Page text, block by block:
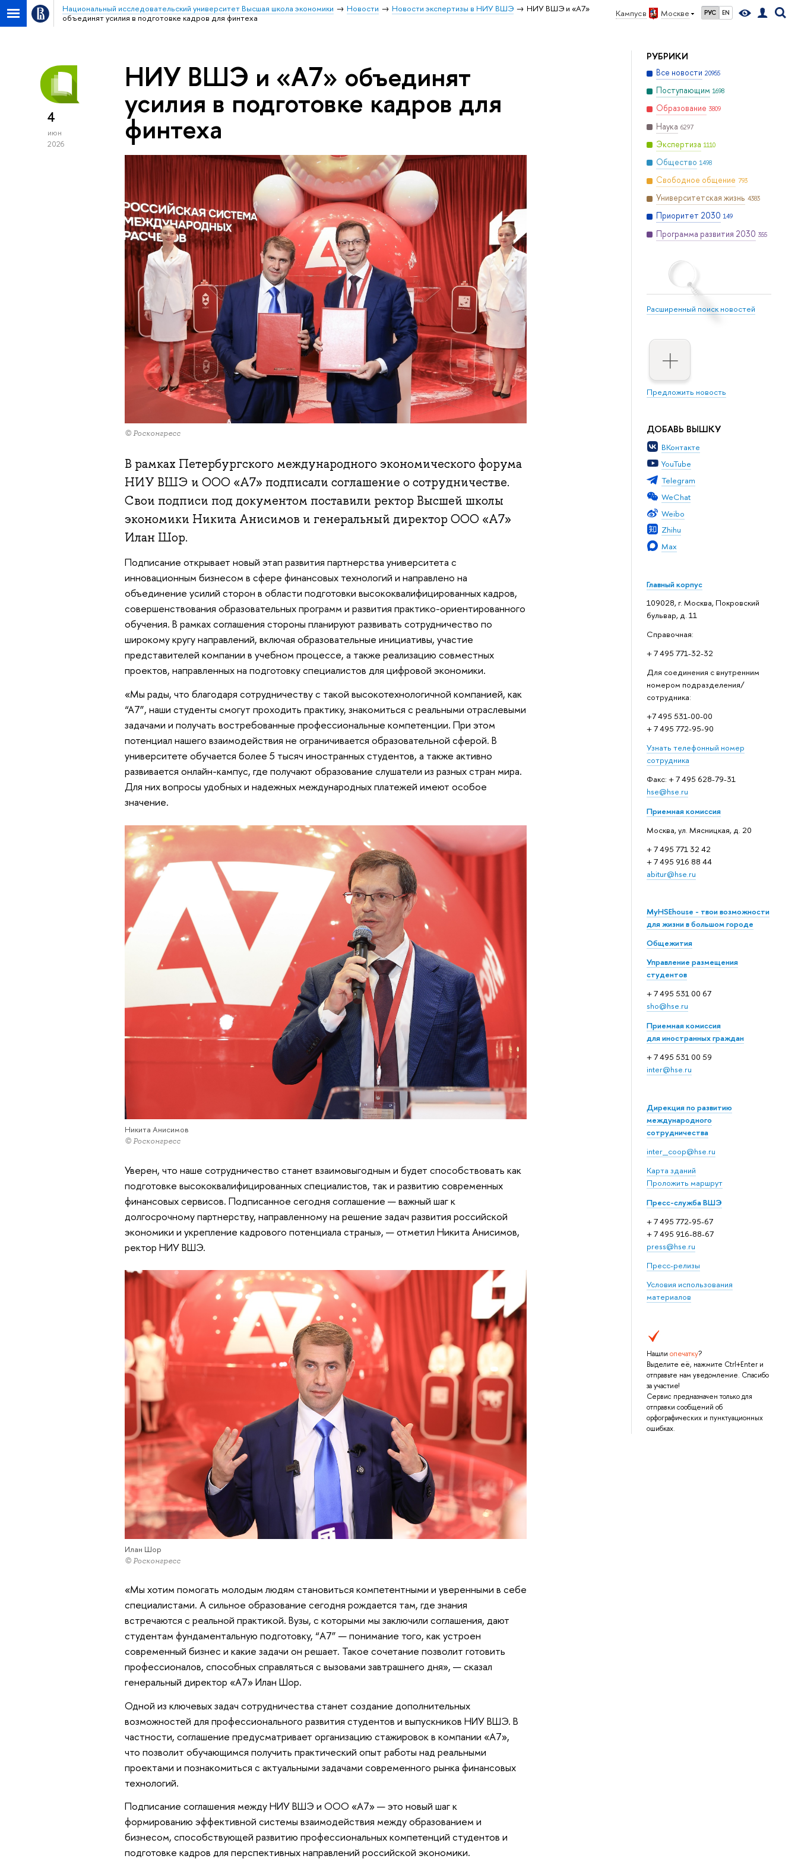
Кампус в Москве РУС EN
Национальный исследовательский университет Высшая школа экономики Новости Новости экспертизы в НИУ ВШЭ
НИУ ВШЭ и «А7»
объединят усилия в подготовке кадров для финтеха
РУБРИКИ
Все новости 20955
Поступающим 1698
Образование 3809
Наука 6297
Экспертиза 1110
Общество 1498
Свободное общение 793
Университетская жизнь 4383
Приоритет 2030 149
Программа развития 2030 355
Расширенный поиск новостей
Предложить новость
ДОБАВЬ ВЫШКУ
ВКонтакте
YouTube
Telegram
WeChat
Weibo
Zhihu
Max
Главный корпус
109028, г. Москва, Покровский
бульвар, д. 11
Справочная:
+ 7 495 771-32-32
Для соединения с внутренним
номером подразделения/
сотрудника:
+7 495 531-00-00
+ 7 495 772-95-90
Узнать телефонный номер
сотрудника
Факс: + 7 495 628-79-31
hse@hse.ru
Приемная комиссия
Москва, ул. Мясницкая, д. 20
+ 7 495 771 32 42
+ 7 495 916 88 44
abitur@hse.ru
MyHSEhouse - твои возможности
для жизни в большом городе
Общежития
Управление размещения
студентов
+ 7 495 531 00 67
sho@hse.ru
Приемная комиссия
для иностранных граждан
+ 7 495 531 00 59
inter@hse.ru
Дирекция по развитию
международного
сотрудничества
inter_coop@hse.ru
Карта зданий
Проложить маршрут
Пресс-служба ВШЭ
+ 7 495 772-95-67
+ 7 495 916-88-67
press@hse.ru
Пресс-релизы
Условия использования
материалов
Нашли опечатку?
Выделите её, нажмите Ctrl+Enter и
отправьте нам уведомление. Спасибо
за участие!
Сервис предназначен только для
отправки сообщений об
орфографических и пунктуационных
ошибках.
4
июн
2026
НИУ ВШЭ и «А7» объединят
усилия в подготовке кадров для
финтеха
© Росконгресс
В рамках Петербургского международного экономического форума
НИУ ВШЭ и ООО «А7» подписали соглашение о сотрудничестве.
Свои подписи под документом поставили ректор Высшей школы
экономики Никита Анисимов и генеральный директор ООО «А7»
Илан Шор.
Подписание открывает новый этап развития партнерства университета с
инновационным бизнесом в сфере финансовых технологий и направлено на
объединение усилий сторон в области подготовки высококвалифицированных кадров,
совершенствования образовательных программ и развития практико-ориентированного
обучения. В рамках соглашения стороны планируют развивать сотрудничество по
широкому кругу направлений, включая образовательные инициативы, участие
представителей компании в учебном процессе, а также реализацию совместных
проектов, направленных на подготовку специалистов для цифровой экономики.
«Мы рады, что благодаря сотрудничеству с такой высокотехнологичной компанией, как
“А7”, наши студенты смогут проходить практику, знакомиться с реальными отраслевыми
задачами и получать востребованные профессиональные компетенции. При этом
потенциал нашего взаимодействия не ограничивается образовательной сферой. В
университете обучается более 5 тысяч иностранных студентов, а также активно
развивается онлайн-кампус, где получают образование слушатели из разных стран мира.
Для них вопросы удобных и надежных международных платежей имеют особое
значение.
Никита Анисимов
© Росконгресс
Уверен, что наше сотрудничество станет взаимовыгодным и будет способствовать как
подготовке высококвалифицированных специалистов, так и развитию современных
финансовых сервисов. Подписанное сегодня соглашение — важный шаг к
долгосрочному партнерству, направленному на решение задач развития российской
экономики и укрепление кадрового потенциала страны», — отметил Никита Анисимов,
ректор НИУ ВШЭ.
Илан Шор
© Росконгресс
«Мы хотим помогать молодым людям становиться компетентными и уверенными в себе
специалистами. А сильное образование сегодня рождается там, где знания
встречаются с реальной практикой. Вузы, с которыми мы заключили соглашения, дают
студентам фундаментальную подготовку, “A7” — понимание того, как устроен
современный бизнес и какие задачи он решает. Такое сочетание позволит готовить
профессионалов, способных справляться с вызовами завтрашнего дня», — сказал
генеральный директор «А7» Илан Шор.
Одной из ключевых задач сотрудничества станет создание дополнительных
возможностей для профессионального развития студентов и выпускников НИУ ВШЭ. В
частности, соглашение предусматривает организацию стажировок в компании «А7»,
что позволит обучающимся получить практический опыт работы над реальными
проектами и познакомиться с актуальными задачами современного рынка финансовых
технологий.
Подписание соглашения между НИУ ВШЭ и ООО «А7» — это новый шаг к
формированию эффективной системы взаимодействия между образованием и
бизнесом, способствующей развитию профессиональных компетенций студентов и
подготовке кадров для перспективных направлений российской экономики.